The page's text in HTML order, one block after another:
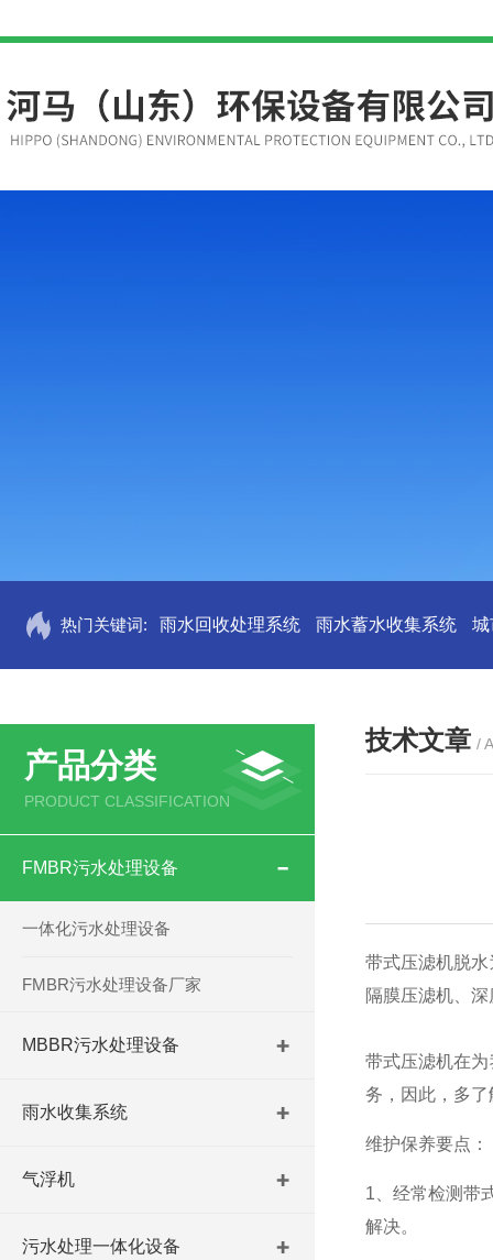
热门关键词: 雨水回收处理系统 雨水蓄水收集系统 城
产品分类
PRODUCT CLASSIFICATION
FMBR污水处理设备
一体化污水处理设备
FMBR污水处理设备厂家
MBBR污水处理设备
雨水收集系统
气浮机
污水处理一体化设备
技术文章 /
带式压滤机脱
隔膜压滤机、
带式压滤机在
务，因此，多
维护保养要点：
1、经常检测带
解决。